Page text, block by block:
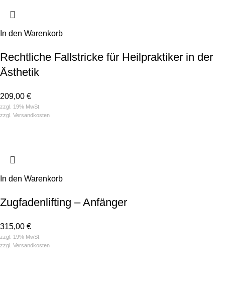
In den Warenkorb
Rechtliche Fallstricke für Heilpraktiker in der
Ästhetik
209,00 €
zzgl. 19% MwSt.
zzgl. Versandkosten
In den Warenkorb
Zugfadenlifting – Anfänger
315,00 €
zzgl. 19% MwSt.
zzgl. Versandkosten